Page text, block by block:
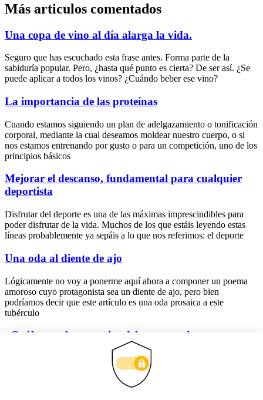
Más articulos comentados
Una copa de vino al día alarga la vida.
Seguro que has escuchado esta frase antes. Forma parte de la
sabiduría popular. Pero, ¿hasta qué punto es cierta? De ser así. ¿Se
puede aplicar a todos los vinos? ¿Cuándo beber ese vino?
La importancia de las proteínas
Cuando estamos siguiendo un plan de adelgazamiento o tonificación
corporal, mediante la cual deseamos moldear nuestro cuerpo, o si
nos estamos entrenando por gusto o para un competición, uno de los
principios básicos
Mejorar el descanso, fundamental para cualquier
deportista
Disfrutar del deporte es una de las máximas imprescindibles para
poder disfrutar de la vida. Muchos de los que estáis leyendo estas
líneas probablemente ya sepáis a lo que nos referimos: el deporte
Una oda al diente de ajo
Lógicamente no voy a ponerme aquí ahora a componer un poema
amoroso cuyo protagonista sea un diente de ajo, pero bien
podríamos decir que este artículo es una oda prosaica a este
tubérculo
¿Cuáles son las ventajas del entrenamiento
Son muchas las personas que piensan que el personal trainer es una
figura totalmente innecesario producto de las modas y cuyos